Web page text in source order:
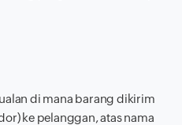
di mana barang dikirim
ke pelanggan, atas nama